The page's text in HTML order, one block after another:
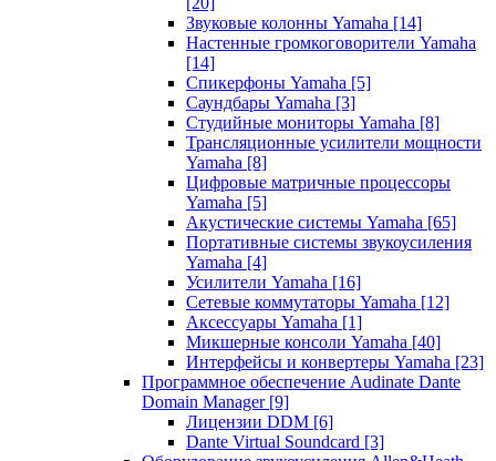
Звуковые колонны Yamaha [14]
Настенные громкоговорители Yamaha
[14]
Спикерфоны Yamaha [5]
Саундбары Yamaha [3]
Студийные мониторы Yamaha [8]
Трансляционные усилители мощности
Yamaha [8]
Цифровые матричные процессоры
Yamaha [5]
Акустические системы Yamaha [65]
Портативные системы звукоусиления
Yamaha [4]
Усилители Yamaha [16]
Сетевые коммутаторы Yamaha [12]
Аксессуары Yamaha [1]
Микшерные консоли Yamaha [40]
Интерфейсы и конвертеры Yamaha [23]
Программное обеспечение Audinate Dante
Domain Manager [9]
Лицензии DDM [6]
Dante Virtual Soundcard [3]